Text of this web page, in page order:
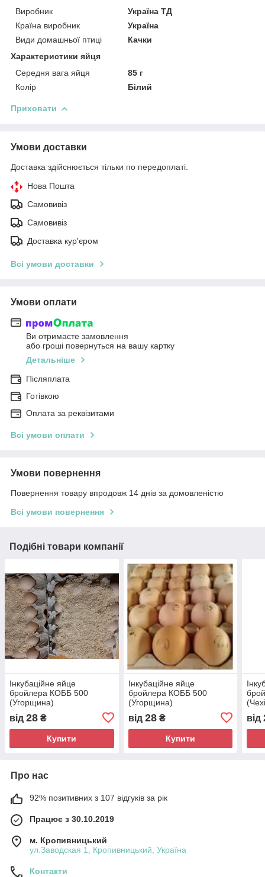
Виробник
Україна ТД
Країна виробник
Україна
Види домашньої птиці
Качки
Характеристики яйця
Середня вага яйця
85 г
Колір
Білий
Приховати
Умови доставки
Доставка здійснюється тільки по передоплаті.
Нова Пошта
Самовивіз
Самовивіз
Доставка кур'єром
Всі умови доставки
Умови оплати
Ви отримаєте замовлення
або гроші повернуться на вашу картку
Детальніше
Післяплата
Готівкою
Оплата за реквізитами
Всі умови оплати
Умови повернення
Повернення товару впродовж 14 днів за домовленістю
Всі умови повернення
Подібні товари компанії
Інкубаційне яйце
бройлера КОББ 500
(Угорщина)
від 28 ₴
Купити
Інкубаційне яйце
бройлера КОББ 500
(Угорщина)
від 28₴
Купити
від
Про нас
92% позитивних з 107 відгуків за рік
Працює з 30.10.2019
м. Кропивницький
ул.Заводская 1, Кропивницький, Україна
Контакти